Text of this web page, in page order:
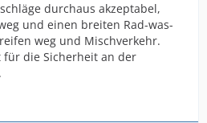
durchaus akzeptabel,
und einen breiten Rad-was-
weg und Mischverkehr.
die Sicherheit an der